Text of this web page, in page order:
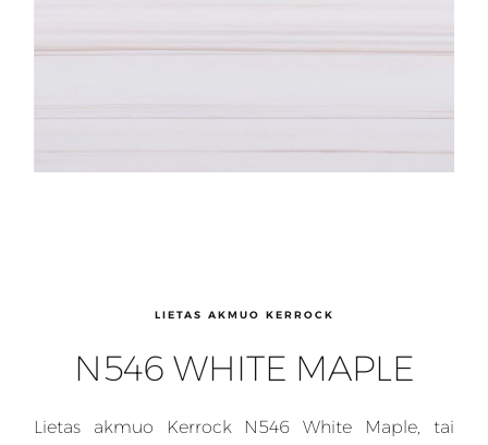
LIETAS AKMUO KERROCK
N546 WHITE MAPLE
Lietas akmuo Kerrock N546 White Maple, tai